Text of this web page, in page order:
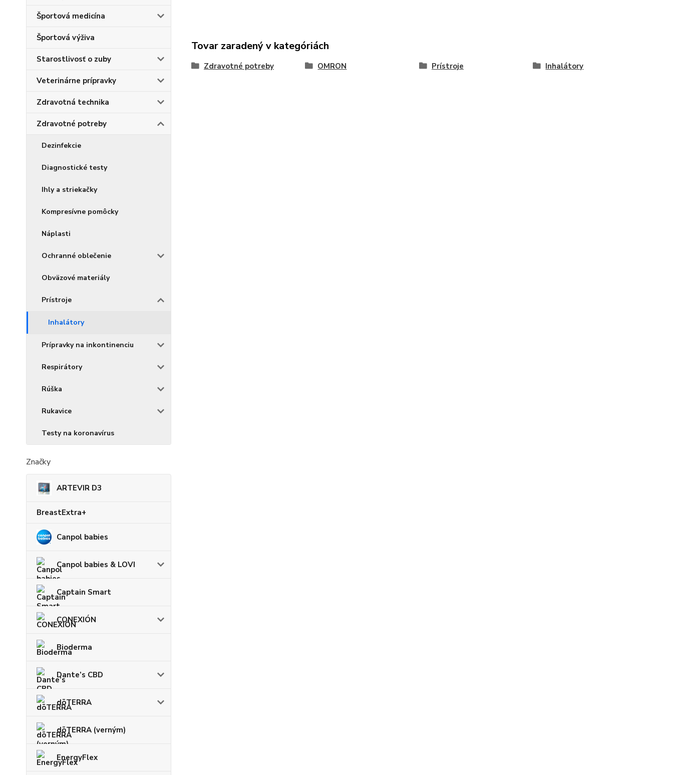
Športová medicína
Športová výživa
Starostlivosť o zuby
Veterinárne prípravky
Zdravotná technika
Zdravotné potreby
Dezinfekcie
Diagnostické testy
Ihly a striekačky
Kompresívne pomôcky
Náplasti
Ochranné oblečenie
Obväzové materiály
Prístroje
Inhalátory
Prípravky na inkontinenciu
Respirátory
Rúška
Rukavice
Testy na koronavírus
Značky
ARTEVIR D3
BreastExtra+
Canpol babies
Canpol babies & LOVI
Captain Smart
CONEXIÓN
Bioderma
Dante’s CBD
dōTERRA
dōTERRA (verným)
EnergyFlex
Tovar zaradený v kategóriách
Zdravotné potreby OMRON Prístroje Inhalátory